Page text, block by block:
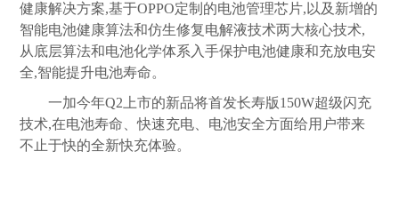
健康解决方案,基于OPPO定制的电池管理芯片,以及新增的
智能电池健康算法和仿生修复电解液技术两大核心技术,
从底层算法和电池化学体系入手保护电池健康和充放电安
全,智能提升电池寿命。
一加今年Q2上市的新品将首发长寿版150W超级闪充
技术,在电池寿命、快速充电、电池安全方面给用户带来
不止于快的全新快充体验。